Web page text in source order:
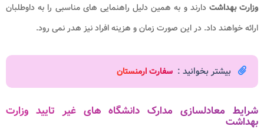
وزارت بهداشت دارند و به همین دلیل راهنمایی های مناسبی را به داوطلبان
ارائه خواهند داد. در این صورت زمان و هزینه افراد نیز هدر نمی رود.
بیشتر بخوانید : سفارت ارمنستان
شرایط معادلسازی مدارک دانشگاه های غیر تایید وزارت
بهداشت